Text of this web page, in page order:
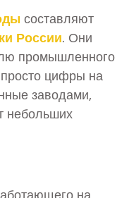
составляют
России. Они
промышленного
цифры на
заводами,
небольших
на